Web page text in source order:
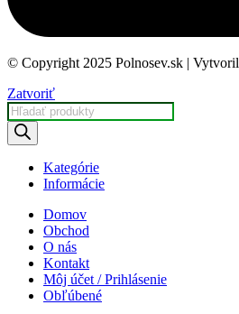
© Copyright 2025 Polnosev.sk | Vytvoril
Zatvoriť
Products
search
Kategórie
Informácie
Domov
Obchod
O nás
Kontakt
Môj účet / Prihlásenie
Obľúbené